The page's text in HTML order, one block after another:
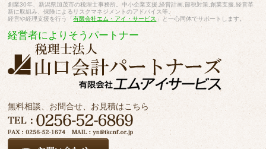
創業30年、新潟県加茂市の税理士事務所。中小企業支援,経営計画,節税対策,創業支援,経営革
新に取組み、保険によるリスクマネジメントのアドバイス等。
経営や経理支援を行う「有限会社エム・アイ・サービス 」と一心同体でサポートします。
経営者によりそうパートナー
無料相談、お問合せ、お見積はこちら